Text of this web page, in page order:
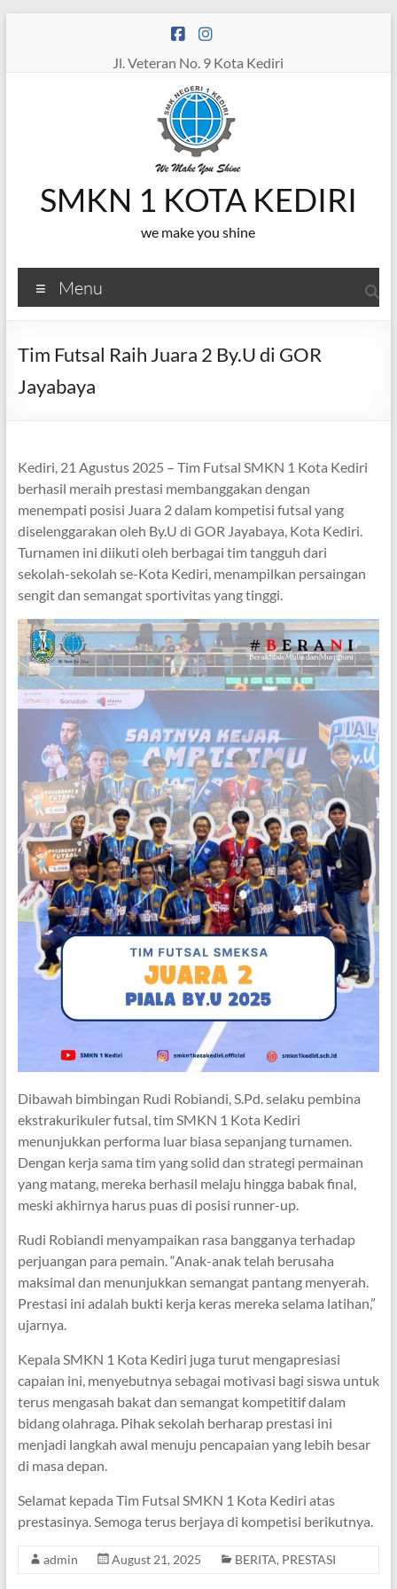
Jl. Veteran No. 9 Kota Kediri
SMKN 1 KOTA KEDIRI
we make you shine
Menu
Tim Futsal Raih Juara 2 By.U di GOR
Jayabaya
Kediri, 21 Agustus 2025 – Tim Futsal SMKN 1 Kota Kediri
berhasil meraih prestasi membanggakan dengan
menempati posisi Juara 2 dalam kompetisi futsal yang
diselenggarakan oleh By.U di GOR Jayabaya, Kota Kediri.
Turnamen ini diikuti oleh berbagai tim tangguh dari
sekolah-sekolah se-Kota Kediri, menampilkan persaingan
sengit dan semangat sportivitas yang tinggi.
Dibawah bimbingan Rudi Robiandi, S.Pd. selaku pembina
ekstrakurikuler futsal, tim SMKN 1 Kota Kediri
menunjukkan performa luar biasa sepanjang turnamen.
Dengan kerja sama tim yang solid dan strategi permainan
yang matang, mereka berhasil melaju hingga babak final,
meski akhirnya harus puas di posisi runner-up.
Rudi Robiandi menyampaikan rasa bangganya terhadap
perjuangan para pemain. “Anak-anak telah berusaha
maksimal dan menunjukkan semangat pantang menyerah.
Prestasi ini adalah bukti kerja keras mereka selama latihan,”
ujarnya.
Kepala SMKN 1 Kota Kediri juga turut mengapresiasi
capaian ini, menyebutnya sebagai motivasi bagi siswa untuk
terus mengasah bakat dan semangat kompetitif dalam
bidang olahraga. Pihak sekolah berharap prestasi ini
menjadi langkah awal menuju pencapaian yang lebih besar
di masa depan.
Selamat kepada Tim Futsal SMKN 1 Kota Kediri atas
prestasinya. Semoga terus berjaya di kompetisi berikutnya.
admin August 21, 2025 BERITA, PRESTASI